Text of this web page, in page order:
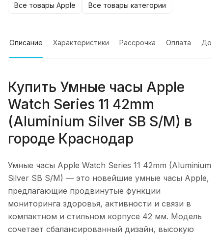
Все товары Apple Все товары категории
Описание Характеристики Рассрочка Оплата
Купить Умные часы Apple
Watch Series 11 42mm
(Aluminium Silver SB S/M) в
городе Краснодар
Умные часы Apple Watch Series 11 42mm (Aluminium
Silver SB S/M) — это новейшие умные часы Apple,
предлагающие продвинутые функции
мониторинга здоровья, активности и связи в
компактном и стильном корпусе 42 мм. Модель
сочетает сбалансированный дизайн, высокую